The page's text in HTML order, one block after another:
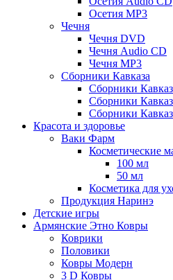
Осетия MP3
Чечня
Чечня DVD
Чечня Audio CD
Чечня MP3
Сборники Кавказа
Сборники
Сборники
Сборники
Красота и здоровье
Ваки Фарм
Косметические
100 мл
50 мл
Косметика для
Продукция Наринэ
Детские игры
Армянские Этно Ковры
Коврики
Половики
Ковры Модерн
3 D Ковры